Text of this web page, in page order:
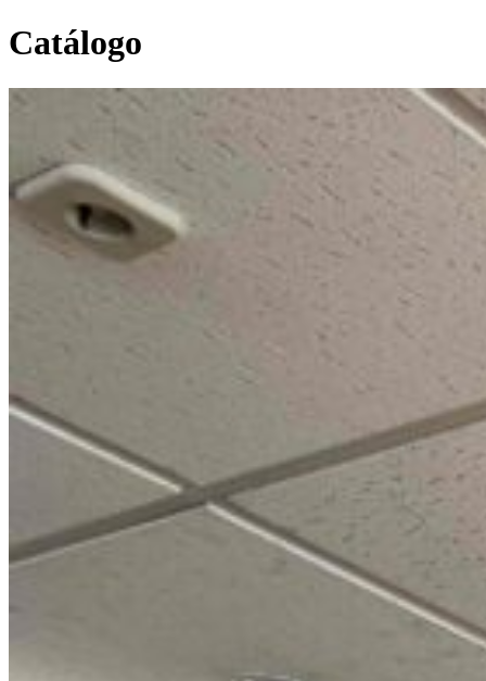
Catálogo
Inicio Catálogo >